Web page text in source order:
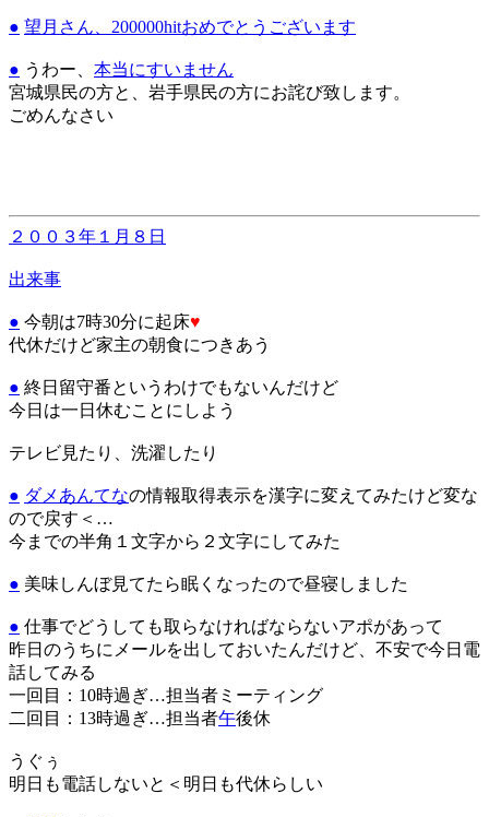
● 望月さん、200000hitおめでとうございます
● うわー、 本当にすいません
宮城県民の方と、岩手県民の方にお詫び致します。
ごめんなさい
２００３年１月８日
出来事
● 今朝は7時30分に起床♥
代休だけど家主の朝食につきあう
● 終日留守番というわけでもないんだけど
今日は一日休むことにしよう
テレビ見たり、洗濯したり
● ダメあんてなの情報取得表示を漢字に変えてみたけど変な
ので戻す＜…
今までの半角１文字から２文字にしてみた
● 美味しんぼ見てたら眠くなったので昼寝しました
● 仕事でどうしても取らなければならないアポがあって
昨日のうちにメールを出しておいたんだけど、不安で今日電
話してみる
一回目：10時過ぎ…担当者ミーティング
二回目：13時過ぎ…担当者午後休
うぐぅ
明日も電話しないと＜明日も代休らしい